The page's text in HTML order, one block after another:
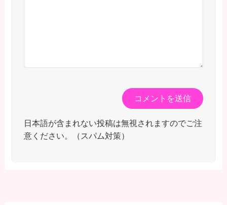
日本語が含まれない投稿は無視されますのでご注
意ください。（スパム対策）